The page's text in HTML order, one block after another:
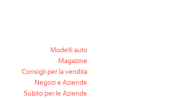
Modelli auto
Magazine
Consigli per la vendita
Negozi e Aziende
Subito per le Aziende